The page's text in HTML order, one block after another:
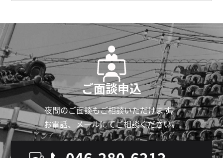
ご面談申込
夜間のご面談もご相談いただけます。
お電話、メールにてご相談ください。